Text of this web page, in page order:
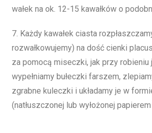
wałek na ok. 12-15 kawałków o
7. Każdy kawałek ciasta
rozwałkowujemy) na dość cienki
za pomocą miseczki, jak przy robieniu
wypełniamy bułeczki farszem,
zgrabne kuleczki i układamy je w
(natłuszczonej lub wyłożonej